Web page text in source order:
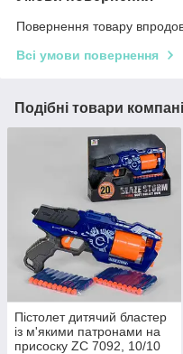
Повернення товару
Всі умови повернення
Подібні товари
Пістолет дитячий бластер
із м'якими патронами на
присоску ZC 7092, 10/10